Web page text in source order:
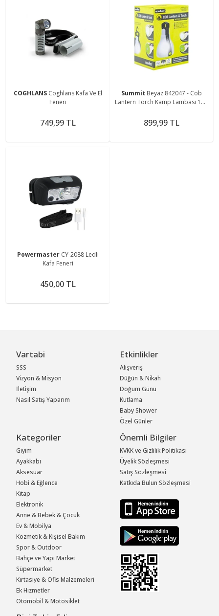
COGHLANS Coghlans Kafa Ve El
Feneri
749,99 TL
Summit Beyaz 842047 - Cob
Lantern Torch Kamp Lambası 150
899,99 TL
Powermaster CY-2088 Ledli
Kafa Feneri
450,00 TL
Vartabi
SSS
Vizyon & Misyon
İletişim
Nasıl Satış Yaparım
Etkinlikler
Alışveriş
Düğün & Nikah
Doğum Günü
Kutlama
Baby Shower
Özel Günler
Kategoriler
Giyim
Ayakkabı
Aksesuar
Hobi & Eğlence
Kitap
Elektronik
Anne & Bebek & Çocuk
Ev & Mobilya
Kozmetik & Kişisel Bakım
Spor & Outdoor
Bahçe ve Yapı Market
Süpermarket
Kırtasiye & Ofis Malzemeleri
Ek Hizmetler
Otomobil & Motosiklet
Önemli Bilgiler
KVKK ve Gizlilik Politikası
Üyelik Sözleşmesi
Satış Sözleşmesi
Katkıda Bulun Sözleşmesi